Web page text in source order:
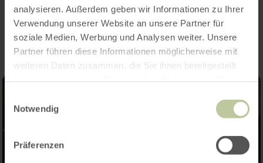
analysieren. Außerdem geben wir Informationen zu Ihrer
Verwendung unserer Website an unsere Partner für
soziale Medien, Werbung und Analysen weiter. Unsere
Partner führen diese Informationen möglicherweise mit
weiteren Daten zusammen, die Sie ihnen bereitgestellt
Notwendig
Präferenzen
Impressionen